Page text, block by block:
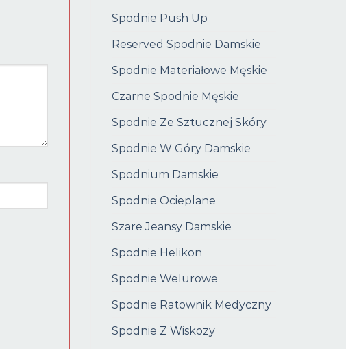
Spodnie Push Up
Reserved Spodnie Damskie
Spodnie Materiałowe Męskie
Czarne Spodnie Męskie
Spodnie Ze Sztucznej Skóry
Spodnie W Góry Damskie
Spodnium Damskie
Spodnie Ocieplane
Szare Jeansy Damskie
Spodnie Helikon
Spodnie Welurowe
Spodnie Ratownik Medyczny
Spodnie Z Wiskozy